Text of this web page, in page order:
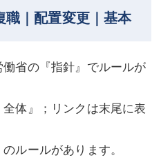
｜配置変更｜基本
省の『指針』でルールが
全体』；リンクは末尾に表
ルールがあります。